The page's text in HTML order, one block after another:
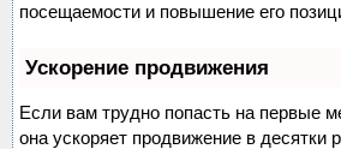
посещаемости и повышение его
Ускорение продвижения
Если вам трудно попасть на первые
она ускоряет продвижение в